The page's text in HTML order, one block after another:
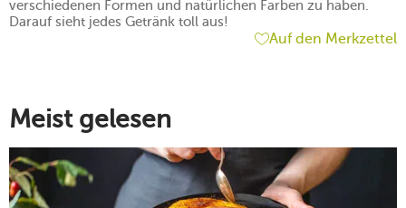
verschiedenen Formen und natürlichen Farben zu haben.
Darauf sieht jedes Getränk toll aus!
Auf den Merkzettel
Meist gelesen